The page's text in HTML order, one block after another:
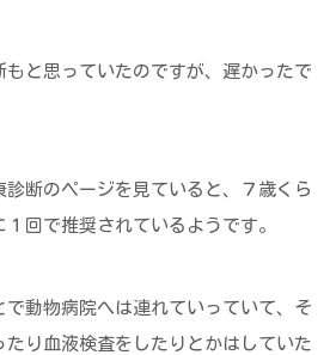
もと思っていたのですが、遅かったで
断のページを見ていると、７歳くら
回で推奨されているようです。
で動物病院へは連れていっていて、そ
たり血液検査をしたりとかはしていた